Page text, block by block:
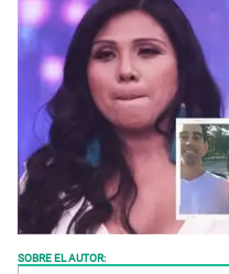
SOBRE EL AUTOR: